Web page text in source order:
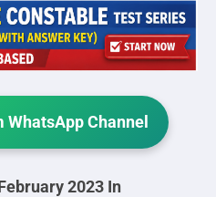
WhatsApp Channel
2023 In